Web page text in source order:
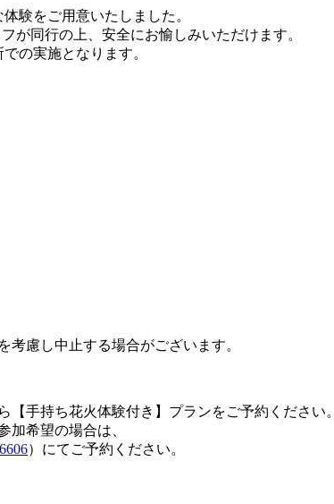
験をご用意いたしました。
が同行の上、安全にお愉しみいただけます。
の実施となります。
慮し中止する場合がございます。
手持ち花火体験付き】プランをご予約ください。
加希望の場合は、
）にてご予約ください。